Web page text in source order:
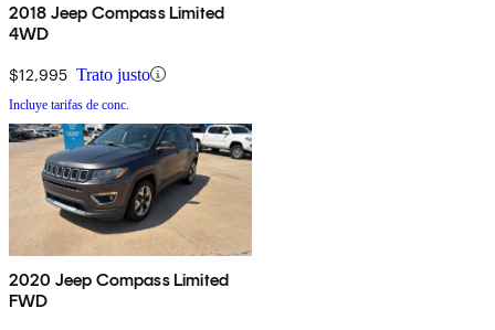
2018 Jeep Compass Limited
4WD
$12,995 Trato justo
Incluye tarifas de conc.
2020 Jeep Compass Limited
FWD